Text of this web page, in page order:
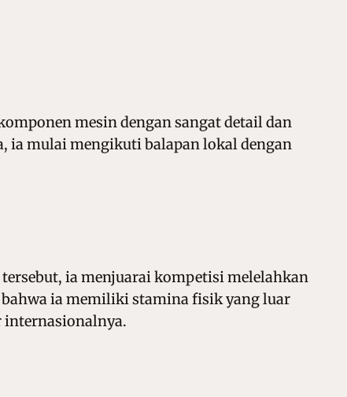
mesin dengan sangat detail dan
ia mulai mengikuti balapan lokal dengan
ia menjuarai kompetisi melelahkan
ia memiliki stamina fisik yang luar
internasionalnya.